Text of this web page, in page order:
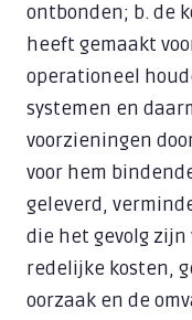
ontbonden; b. de
heeft gemaakt
operationeel
systemen en
voorzieningen
voor hem
geleverd,
die het gevolg
redelijke kosten,
oorzaak en de